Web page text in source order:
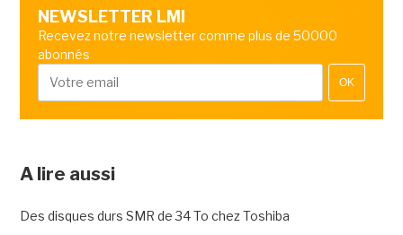
NEWSLETTER LMI
Recevez notre newsletter comme plus de 50000
abonnés
OK
A lire aussi
Des disques durs SMR de 34 To chez Toshiba